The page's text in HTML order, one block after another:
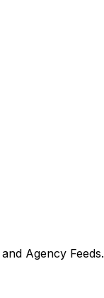
Agency Feeds.